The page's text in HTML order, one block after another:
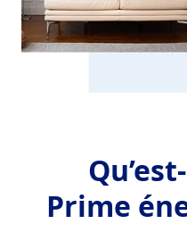
Prime